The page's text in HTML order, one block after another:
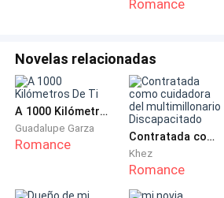
Romance
Novelas relacionadas
A 1000 Kilómetros De Ti
Guadalupe Garza
Romance Contratada como cuidadora del multimillonario Discapacitado
Khez
Romance